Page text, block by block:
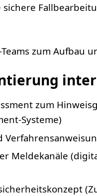
zum Aufbau
zum
Systeme)
Meldekanäle